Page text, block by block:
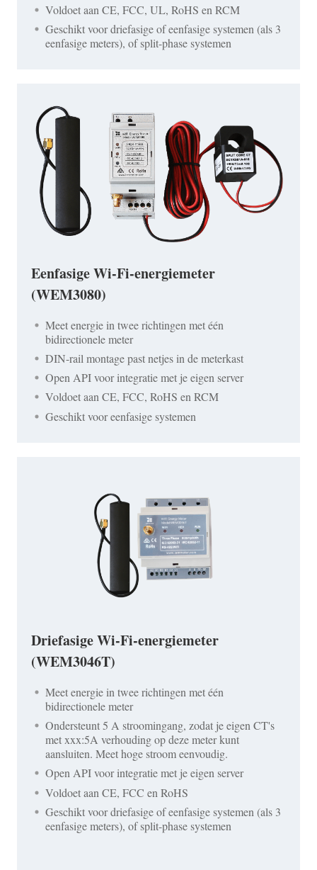
Voldoet aan CE, FCC, UL, RoHS en RCM
Geschikt voor driefasige of eenfasige systemen (als 3
eenfasige meters), of split-phase systemen
Eenfasige Wi-Fi-energiemeter
(WEM3080)
Meet energie in twee richtingen met één
bidirectionele meter
DIN-rail montage past netjes in de meterkast
Open API voor integratie met je eigen server
Voldoet aan CE, FCC, RoHS en RCM
Geschikt voor eenfasige systemen
Driefasige Wi-Fi-energiemeter
(WEM3046T)
Meet energie in twee richtingen met één
bidirectionele meter
Ondersteunt 5 A stroomingang, zodat je eigen CT's
met xxx:5A verhouding op deze meter kunt
aansluiten. Meet hoge stroom eenvoudig.
Open API voor integratie met je eigen server
Voldoet aan CE, FCC en RoHS
Geschikt voor driefasige of eenfasige systemen (als 3
eenfasige meters), of split-phase systemen